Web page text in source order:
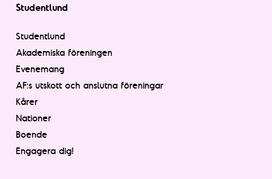
Studentlund
Studentlund
Akademiska föreningen
Evenemang
AF:s utskott och anslutna föreningar
Kårer
Nationer
Boende
Engagera dig!